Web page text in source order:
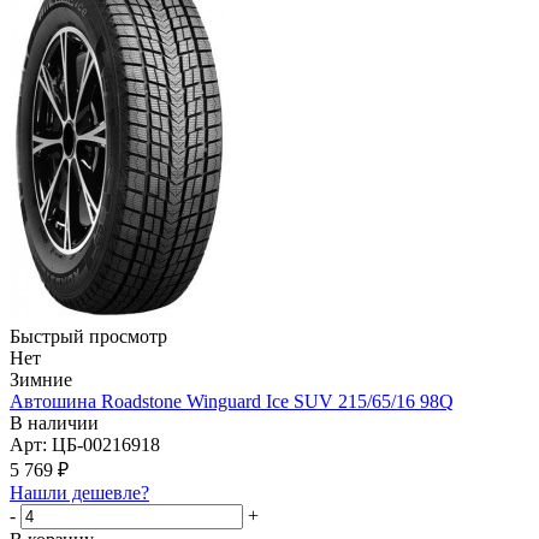
Быстрый просмотр
Нет
Зимние
Автошина Roadstone Winguard Ice SUV 215/65/16 98Q
В наличии
Арт: ЦБ-00216918
5 769 ₽
Нашли дешевле?
-
+